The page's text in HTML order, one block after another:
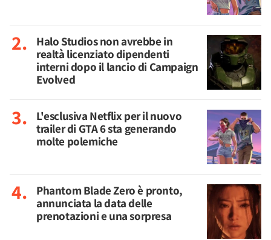
Halo Studios non avrebbe in
realtà licenziato dipendenti
interni dopo il lancio di Campaign
Evolved
L'esclusiva Netflix per il nuovo
trailer di GTA 6 sta generando
molte polemiche
Phantom Blade Zero è pronto,
annunciata la data delle
prenotazioni e una sorpresa